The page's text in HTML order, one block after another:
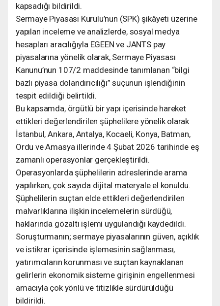
kapsadığı bildirildi.
Sermaye Piyasası Kurulu’nun (SPK) şikâyeti üzerine
yapılan inceleme ve analizlerde, sosyal medya
hesapları aracılığıyla EGEEN ve JANTS pay
piyasalarına yönelik olarak, Sermaye Piyasası
Kanunu’nun 107/2 maddesinde tanımlanan “bilgi
bazlı piyasa dolandırıcılığı” suçunun işlendiğinin
tespit edildiği belirtildi.
Bu kapsamda, örgütlü bir yapı içerisinde hareket
ettikleri değerlendirilen şüphelilere yönelik olarak
İstanbul, Ankara, Antalya, Kocaeli, Konya, Batman,
Ordu ve Amasya illerinde 4 Şubat 2026 tarihinde eş
zamanlı operasyonlar gerçekleştirildi.
Operasyonlarda şüphelilerin adreslerinde arama
yapılırken, çok sayıda dijital materyale el konuldu.
Şüphelilerin suçtan elde ettikleri değerlendirilen
malvarlıklarına ilişkin incelemelerin sürdüğü,
haklarında gözaltı işlemi uygulandığı kaydedildi.
Soruşturmanın; sermaye piyasalarının güven, açıklık
ve istikrar içerisinde işlemesinin sağlanması,
yatırımcıların korunması ve suçtan kaynaklanan
gelirlerin ekonomik sisteme girişinin engellenmesi
amacıyla çok yönlü ve titizlikle sürdürüldüğü
bildirildi.